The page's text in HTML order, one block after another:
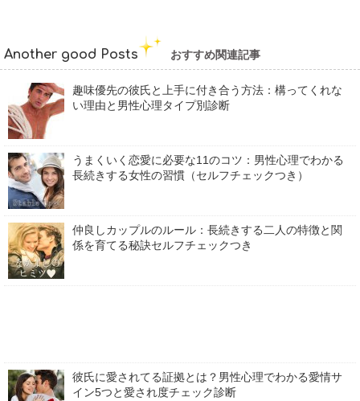
Another good Posts おすすめ関連記事
趣味優先の彼氏と上手に付き合う方法：構ってくれな
い理由と男性心理タイプ別診断
うまくいく恋愛に必要な11のコツ：男性心理でわかる
長続きする女性の習慣（セルフチェックつき）
仲良しカップルのルール：長続きする二人の特徴と関
係を育てる秘訣セルフチェックつき
彼氏に愛されてる証拠とは？男性心理でわかる愛情サ
イン5つと愛され度チェック診断